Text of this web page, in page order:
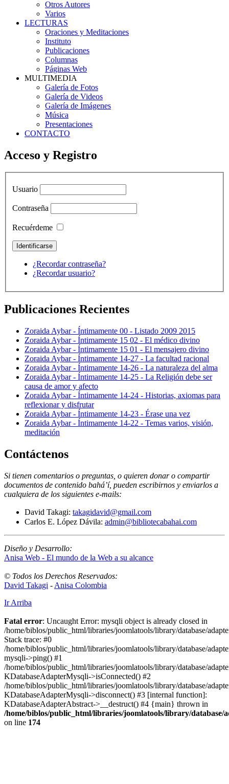
Otros Autores
Varios
LECTURAS
Oraciones y Meditaciones
Instituto
Publicaciones
Columnas
Páginas Web
MULTIMEDIA
Galería de Fotos
Galería de Videos
Galería de Imágenes
Música
Presentaciones
CONTACTO
Acceso y Registro
Usuario
Contraseña
Recuérdeme
¿Recordar contraseña?
¿Recordar usuario?
Publicaciones Recientes
Zoraida Aybar - Íntimamente 00 - Listado 2009 2015
Zoraida Aybar - Íntimamente 15 02 - El médico divino
Zoraida Aybar - Íntimamente 15 01 - El mensajero divino
Zoraida Aybar - Íntimamente 14-27 - La facultad racional
Zoraida Aybar - Íntimamente 14-26 - La naturaleza del alma
Zoraida Aybar - Íntimamente 14-25 - La Religión debe ser
causa de amor y afecto
Zoraida Aybar - Íntimamente 14-24 - Historias, axiomas para
reflexionar y disfrutar
Zoraida Aybar - Íntimamente 14-23 - Érase una vez
Zoraida Aybar - Íntimamente 14-22 - Temas varios, visión,
meditación
Contáctenos
Si tienen comentarios o preguntas, o quieren donar o compartir
documentos de contenido bahá’í, pueden escribirnos y enviarlos a
cualquiera de los siguientes e-mails:
David Takagi: takagidavid@gmail.com
Carlos E. López Dávila: admin@bibliotecabahai.com
Diseño y Desarrollo:
Anisa Web - El mundo de la Web a su alcance
© Todos los Derechos Reservados:
David Takagi - Anisa Colombia
Ir Arriba
Fatal error: Uncaught Error: mysqli object is already closed in
/home/biblos/public_html/libraries/joomlatools/library/database/
Stack trace: #0
/home/biblos/public_html/libraries/joomlatools/library/database/
mysqli->ping() #1
/home/biblos/public_html/libraries/joomlatools/library/database/
KDatabaseAdapterMysqli->isConnected() #2
/home/biblos/public_html/libraries/joomlatools/library/database/
KDatabaseAdapterMysqli->disconnect() #3 [internal function]:
KDatabaseAdapterAbstract->__destruct() #4 {main} thrown in
/home/biblos/public_html/libraries/joomlatools/library/database/
on line 174